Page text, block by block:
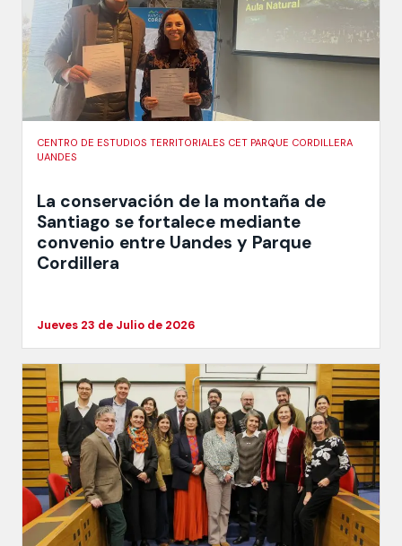
CENTRO DE ESTUDIOS TERRITORIALES CET PARQUE CORDILLERA
UANDES
La conservación de la montaña de
Santiago se fortalece mediante
convenio entre Uandes y Parque
Cordillera
Jueves 23 de Julio de 2026